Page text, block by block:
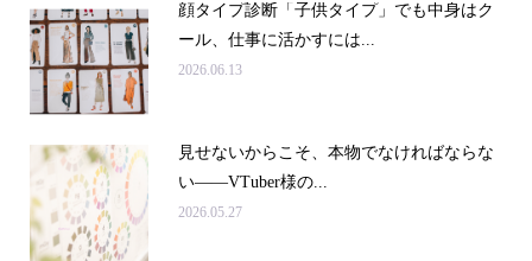
顔タイプ診断「子供タイプ」でも中身はク
ール、仕事に活かすには...
2026.06.13
見せないからこそ、本物でなければならな
い――VTuber様の...
2026.05.27
申込み・問合せ